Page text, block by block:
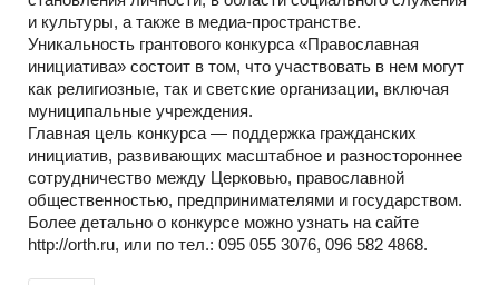
и культуры, а также в медиа-пространстве.
Уникальность грантового конкурса «Православная
инициатива» состоит в том, что участвовать в нем могут
как религиозные, так и светские организации, включая
муниципальные учреждения.
Главная цель конкурса — поддержка гражданских
инициатив, развивающих масштабное и разностороннее
сотрудничество между Церковью, православной
общественностью, предпринимателями и государством.
Более детально о конкурсе можно узнать на сайте
http://orth.ru, или по тел.: 095 055 3076, 096 582 4868.